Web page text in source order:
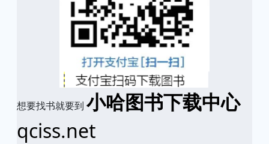
想要找书就要到 小哈图书下载中心
qciss.net